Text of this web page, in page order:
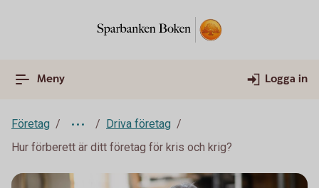
Meny Logga in
Företag
Driva företag
Hur förberett är ditt företag för kris och krig?